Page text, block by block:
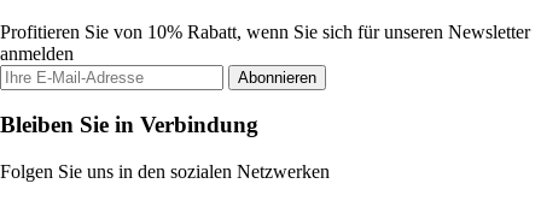
Profitieren Sie von 10% Rabatt, wenn Sie sich für unseren Newsletter
anmelden
Abonnieren
Bleiben Sie in Verbindung
Folgen Sie uns in den sozialen Netzwerken